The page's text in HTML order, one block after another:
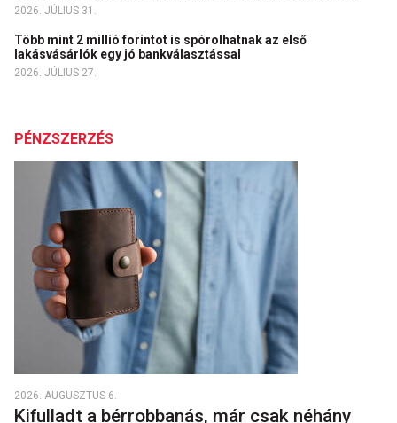
2026. JÚLIUS 31.
Több mint 2 millió forintot is spórolhatnak az első
lakásvásárlók egy jó bankválasztással
2026. JÚLIUS 27.
PÉNZSZERZÉS
2026. AUGUSZTUS 6.
Kifulladt a bérrobbanás, már csak néhány